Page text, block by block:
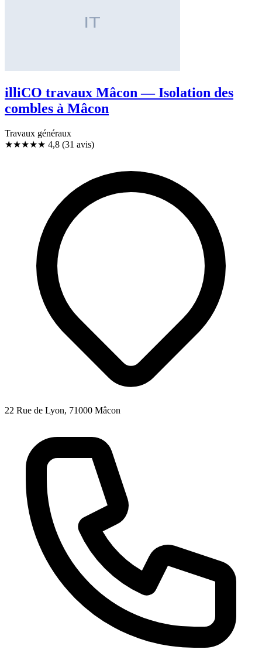
illiCO travaux Mâcon — Isolation des
combles à Mâcon
Travaux généraux
★★★★★ 4,8 (31 avis)
22 Rue de Lyon, 71000 Mâcon